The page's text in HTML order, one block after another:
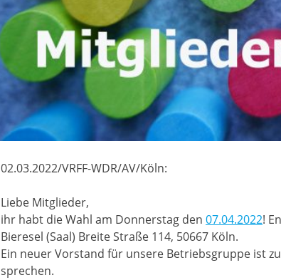
02.03.2022/VRFF-WDR/AV/Köln:
Liebe Mitglieder,
ihr habt die Wahl am Donnerstag den 07.04.2022!
Bieresel (Saal) Breite Straße 114, 50667 Köln.
Ein neuer Vorstand für unsere Betriebsgruppe ist
sprechen.